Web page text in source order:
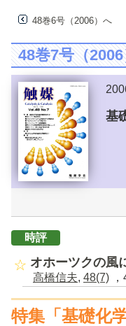
48巻6号（2006）へ
48巻7号（
基
時評
オホーツクの風
高橋信夫, 48(7)
特集「基礎化